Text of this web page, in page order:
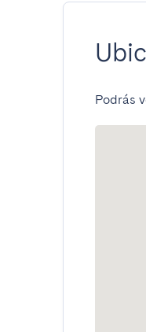
Podrás